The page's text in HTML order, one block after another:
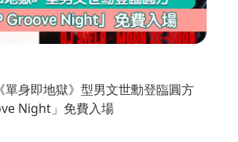
單身即地獄》型男文世勳登臨圓方
Night」免費入場